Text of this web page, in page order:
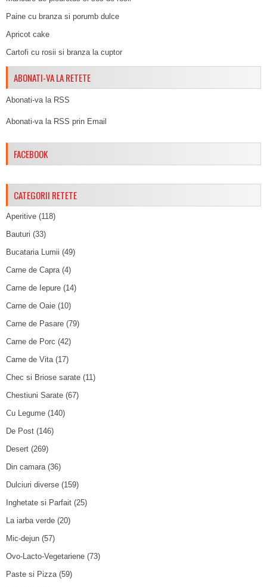
Paine cu branza si porumb dulce
Apricot cake
Cartofi cu rosii si branza la cuptor
ABONATI-VA LA RETETE
Abonati-va la RSS
Abonati-va la RSS prin Email
FACEBOOK
CATEGORII RETETE
Aperitive (118)
Bauturi (33)
Bucataria Lumii (49)
Carne de Capra(4)
Carne de Iepure (14)
Carne de Oaie (10)
Carne de Pasare (79)
Carne de Porc (42)
Carne de Vita(17)
Chec si Briose sarate (11)
Chestiuni Sarate (67)
Cu Legume (140)
De Post (146)
Desert (269)
Din camara(36)
Dulciuri diverse (159)
Inghetate si Parfait (25)
La iarba verde (20)
Mic-dejun (57)
Ovo-Lacto-Vegetariene (73)
Paste si Pizza(59)